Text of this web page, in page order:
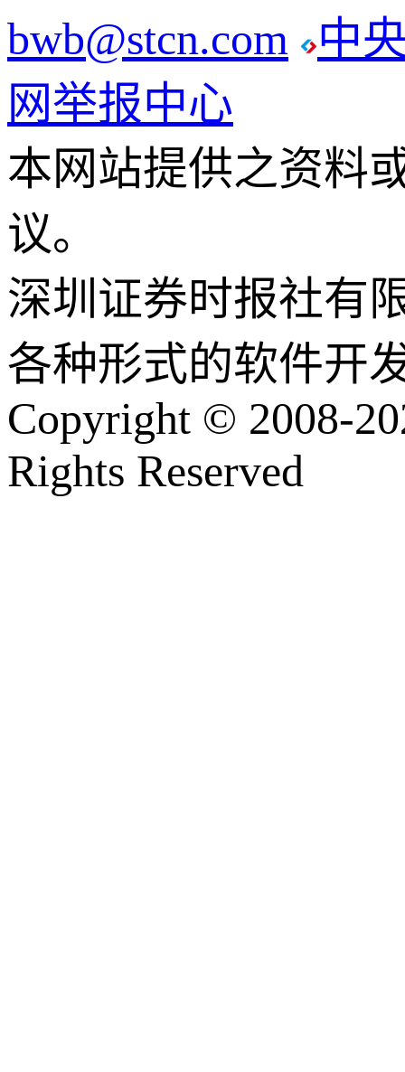
bwb@stcn.com
中
网举报中心
本网站提供之资料
议。
深圳证券时报社有
各种形式的软件开
Copyright © 2008-
Rights Reserved